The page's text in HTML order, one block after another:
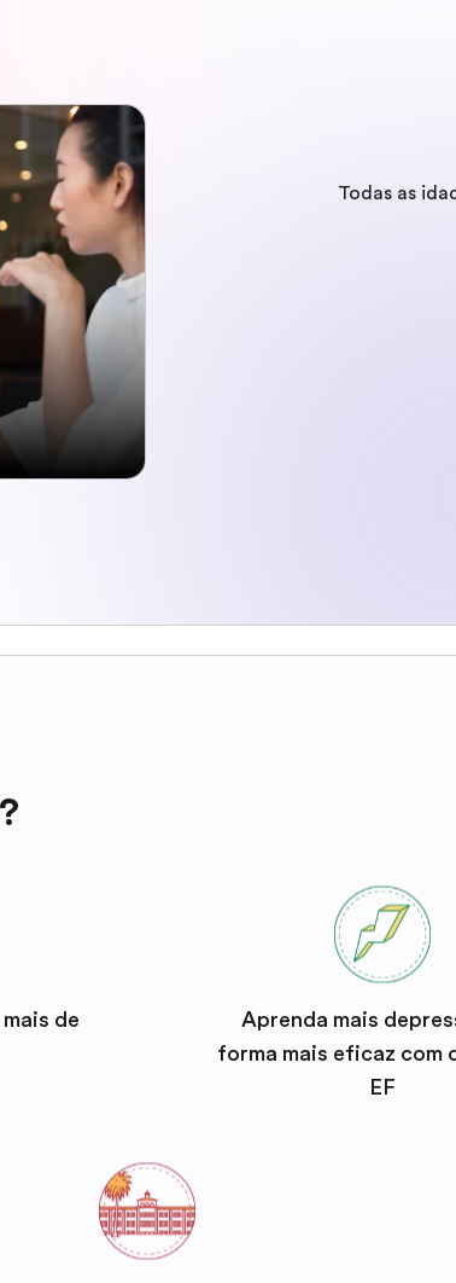
Todas as
de
Aprenda mais
forma mais eficaz com
EF